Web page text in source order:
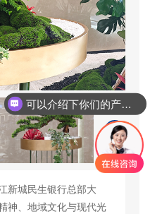
新城民生银行总部大
神、地域文化与现代光
可以介绍下你们的产品么？